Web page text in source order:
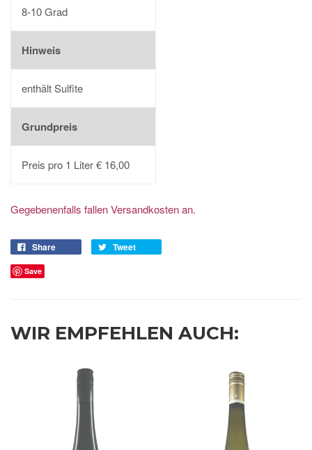
8-10 Grad
Hinweis
enthält Sulfite
Grundpreis
Preis pro 1 Liter € 16,00
Gegebenenfalls fallen Versandkosten an.
Share Tweet
Save
WIR EMPFEHLEN AUCH: